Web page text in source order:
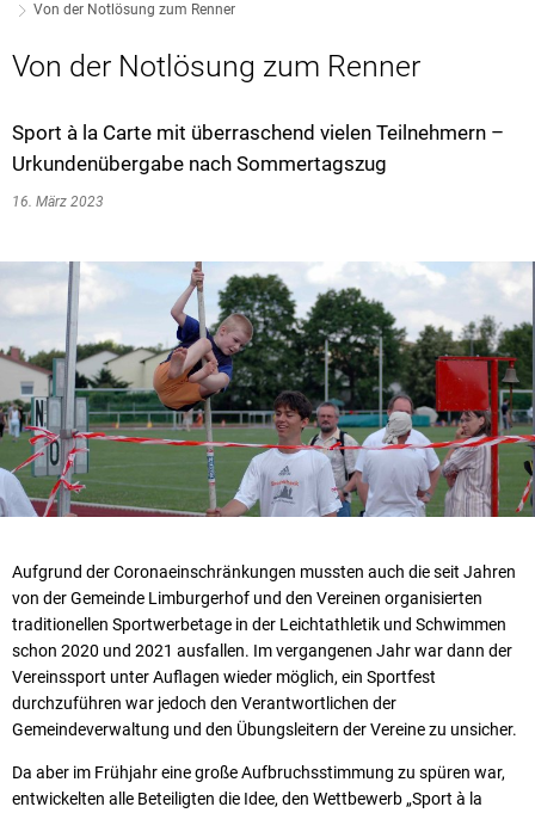
Von der Notlösung zum Renner
Von der Notlösung zum Renner
Sport à la Carte mit überraschend vielen Teilnehmern –
Urkundenübergabe nach Sommertagszug
16. März 2023
Aufgrund der Coronaeinschränkungen mussten auch die seit Jahren
von der Gemeinde Limburgerhof und den Vereinen organisierten
traditionellen Sportwerbetage in der Leichtathletik und Schwimmen
schon 2020 und 2021 ausfallen. Im vergangenen Jahr war dann der
Vereinssport unter Auflagen wieder möglich, ein Sportfest
durchzuführen war jedoch den Verantwortlichen der
Gemeindeverwaltung und den Übungsleitern der Vereine zu unsicher.
Da aber im Frühjahr eine große Aufbruchsstimmung zu spüren war,
entwickelten alle Beteiligten die Idee, den Wettbewerb „Sport à la